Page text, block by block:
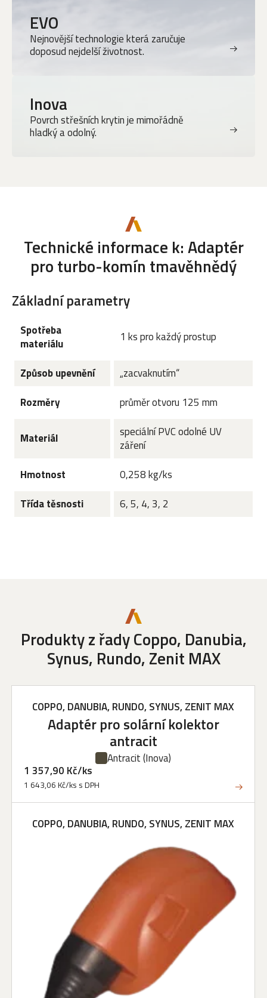
EVO
Nejnovější technologie která zaručuje
doposud nejdelší životnost.
Inova
Povrch střešních krytin je mimořádně
hladký a odolný.
Technické informace k: Adaptér
pro turbo-komín tmavěhnědý
Základní parametry
Spotřeba
materiálu
1 ks pro každý prostup
Způsob upevnění
„zacvaknutím“
Rozměry
průměr otvoru 125 mm
Materiál
speciální PVC odolné UV
záření
Hmotnost
0,258 kg/ks
Třída těsnosti
6, 5, 4, 3, 2
Produkty z řady Coppo, Danubia,
Synus, Rundo, Zenit MAX
COPPO, DANUBIA, RUNDO, SYNUS, ZENIT MAX
Adaptér pro solární kolektor
antracit
Antracit(Inova)
1 357,90 Kč/ks
1 643,06 Kč/ks s DPH
COPPO, DANUBIA, RUNDO, SYNUS, ZENIT MAX